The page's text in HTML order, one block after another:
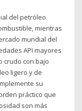
del petróleo.
mientras
mundial del
API mayores
crudo con bajo
ligero y de
su
práctico que
son más